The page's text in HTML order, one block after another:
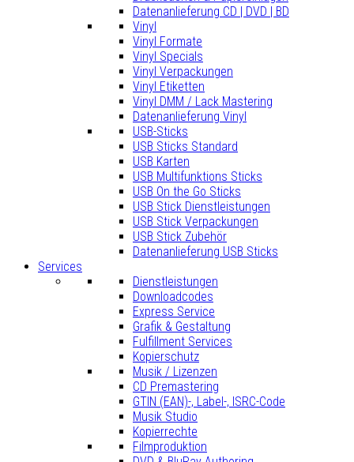
Datenanlieferung CD | DVD | BD
Vinyl
Vinyl Formate
Vinyl Specials
Vinyl Verpackungen
Vinyl Etiketten
Vinyl DMM / Lack Mastering
Datenanlieferung Vinyl
USB-Sticks
USB Sticks Standard
USB Karten
USB Multifunktions Sticks
USB On the Go Sticks
USB Stick Dienstleistungen
USB Stick Verpackungen
USB Stick Zubehör
Datenanlieferung USB Sticks
Services
Dienstleistungen
Downloadcodes
Express Service
Grafik & Gestaltung
Fulfillment Services
Kopierschutz
Musik / Lizenzen
CD Premastering
GTIN (EAN)-, Label-, ISRC-Code
Musik Studio
Kopierrechte
Filmproduktion